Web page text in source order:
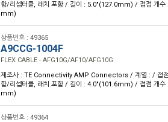
함/리셉터클, 래치 포함 / 길이 : 5.0"(127.0mm) / 접점 개
mm)
상품번호 : 49365
A9CCG-1004F
FLEX CABLE - AFG10G/AF10/AFG10G
제조사 : TE Connectivity AMP Connectors / 계열 : / 접점
함/리셉터클, 래치 포함 / 길이 : 4.0"(101.6mm) / 접점 개
mm)
상품번호 : 49364